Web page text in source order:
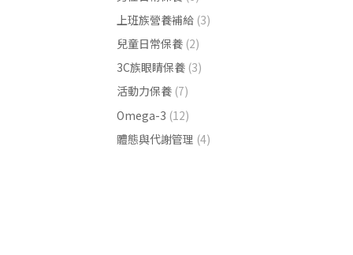
上班族營養補給 (3)
兒童日常保養 (2)
3C族眼睛保養 (3)
活動力保養 (7)
Omega-3 (12)
體態與代謝管理 (4)